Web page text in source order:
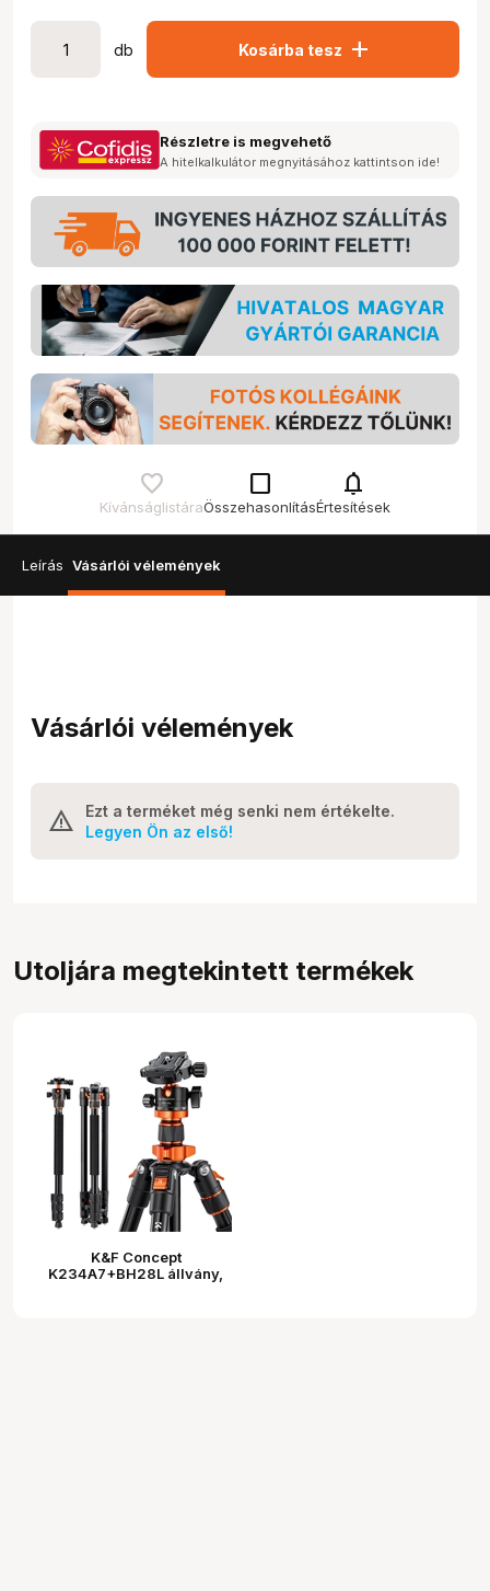
db Kosárba tesz add
Részletre is megvehető
A hitelkalkulátor megnyitásához kattintson ide!
Kívánságlistára
check_box_outline_blank
Összehasonlítás
notifications
Értesítések
Leírás Vásárlói vélemények
Vásárlói vélemények
Ezt a terméket még senki nem értékelte.
Legyen Ön az első!
Utoljára megtekintett termékek
K&F Concept
K234A7+BH28L állvány,